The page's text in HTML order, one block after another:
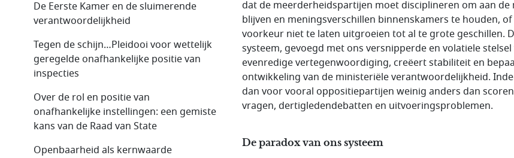
dat de meerderheidspartijen moet disciplineren om aan de
blijven en meningsverschillen binnenskamers te houden,
voorkeur niet te laten uitgroeien tot al te grote geschillen.
systeem, gevoegd met ons versnipperde en volatiele stelsel
evenredige vertegenwoordiging, creëert stabiliteit en
ontwikkeling van de ministeriële verantwoordelijkheid.
dan voor vooral oppositiepartijen weinig anders dan
vragen, dertigledendebatten en uitvoeringsproblemen.
De paradox van ons systeem
De Eerste Kamer en de sluimerende
verantwoordelijkheid
Tegen de schijn…Pleidooi voor wettelijk
geregelde onafhankelijke positie van
inspecties
Over de rol en positie van
onafhankelijke instellingen: een gemiste
kans van de Raad van State
Openbaarheid als kernwaarde